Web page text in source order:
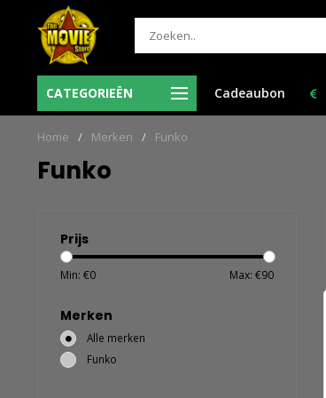
CATEGORIEËN Cadeaubon
Verzendkosten NL: € 6,95 en GRATIS > € 150,00!
Home / Merken / Funko
Funko
Prijs
Min: €0 Max: €90
Merken
Alle merken
Funko